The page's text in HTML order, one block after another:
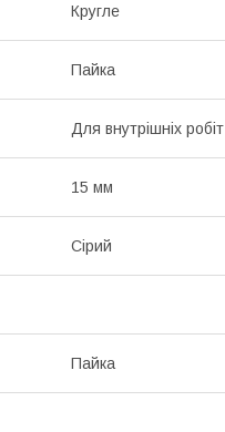
Кругле
Пайка
Для внутрішніх робіт
15 мм
Сірий
Пайка